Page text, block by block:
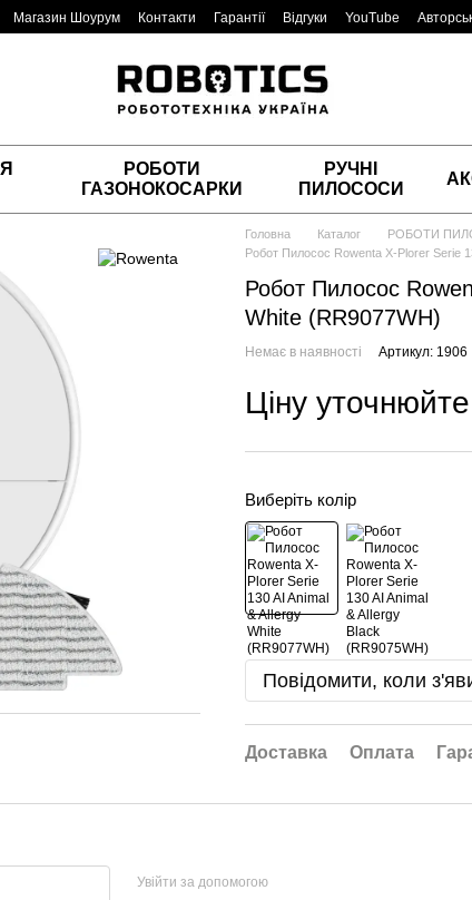
Магазин Шоурум Контакти Гарантії Відгуки YouTube
РОБОТИ
ГАЗОНОКОСАРКИ
РУЧНІ
ПИЛОСОСИ
Головна Каталог РОБОТИ
Робот Пилосос Rowenta X-Plorer Serie
Робот Пилосос
White (RR9077WH)
Немає в наявності Артикул: 1906
Ціну уточнюйте
Виберіть колір
Повідомити, коли
Доставка Оплата
Увійти за допомогою